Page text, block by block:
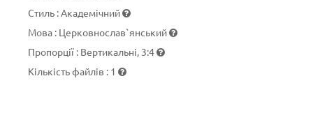
Стиль :Академічний
Мова : Церковнослав`янський
Пропорції : Вертикальні, 3:4
Кількість файлів : 1